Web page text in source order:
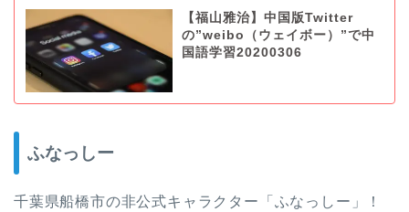
【福山雅治】中国版Twitter
の”weibo（ウェイボー）”で中
国語学習20200306
ふなっしー
千葉県船橋市の非公式キャラクター「ふなっしー」！